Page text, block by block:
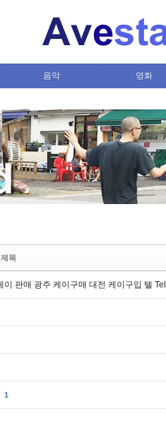
음악 영화
제목
판매 광주 케이구매 대전 케이구입 텔 Tel
1